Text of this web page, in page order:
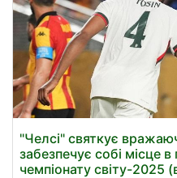
"Челсі" святкує
забезпечує собі місце
чемпіонату світу-2025